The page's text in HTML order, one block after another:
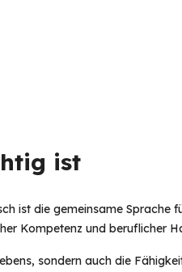
ist
ist die gemeinsame Sprache
Kompetenz und beruflicher
sondern auch die